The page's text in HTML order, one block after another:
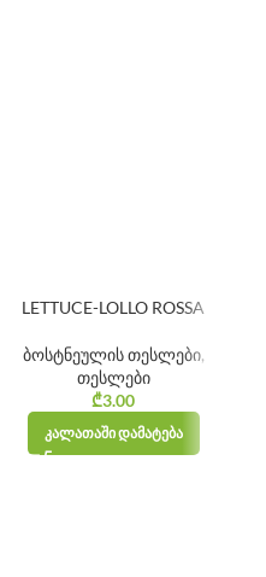
LETTUCE-LOLLO ROSSA
ბოსტნეულის თესლები,
თესლები
₾3.00
ᲙᲐᲚᲐᲗᲐᲨᲘ ᲓᲐᲛᲐᲢᲔᲑᲐ